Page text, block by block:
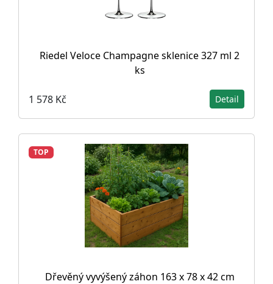
Riedel Veloce Champagne sklenice 327 ml 2
ks
1 578 Kč Detail
TOP
Dřevěný vyvýšený záhon 163 x 78 x 42 cm